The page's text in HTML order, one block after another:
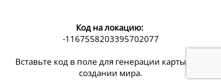
Код на локацию:
-1167558203395702077
Вставьте код в поле для генерации карты, при
создании мира.